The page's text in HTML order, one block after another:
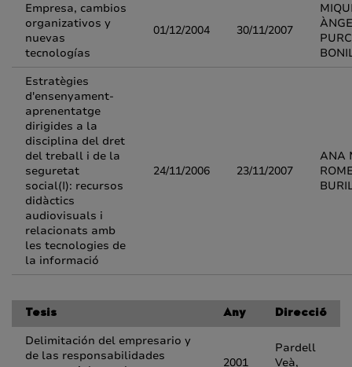
Empresa, cambios
organizativos y
nuevas
tecnologías
01/12/2004 30/11/2007
Estratègies
d'ensenyament-
aprenentatge
dirigides a la
disciplina del dret
del treball i de la
seguretat
social(I): recursos
didàctics
audiovisuals i
relacionats amb
les tecnologies de
la informació
24/11/2006 23/11/2007
ANA
Tesis Any Direcció
Delimitación del empresario y
de las responsabilidades
2001
Pardell
Veà,